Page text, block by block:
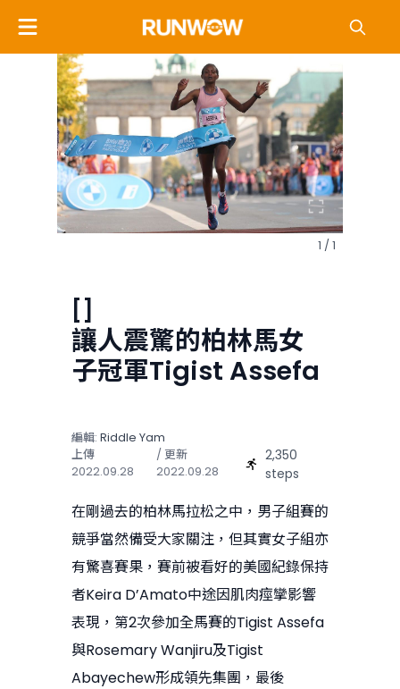
1 / 1
[]
讓人震驚的柏林馬女
子冠軍Tigist Assefa
編輯: Riddle Yam
上傳
2022.09.28
/ 更新
2022.09.28
2,350
steps
在剛過去的柏林馬拉松之中，男子組賽的
競爭當然備受大家關注，但其實女子組亦
有驚喜賽果，賽前被看好的美國紀錄保持
者Keira D’Amato中途因肌肉痙攣影響
表現，第2次參加全馬賽的Tigist Assefa
與Rosemary Wanjiru及Tigist
Abayechew形成領先集團，最後